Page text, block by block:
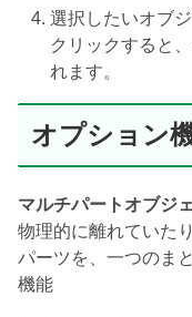
選択したいオブ
クリックすると
れます。
オプション
マルチパートオブジ
物理的に離れていた
パーツを、一つのま
機能